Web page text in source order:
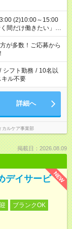
前中は働いて、午後
希望を教えてくださ
週40時間を超える
が多数！ご応募から
/ シフト勤務 / 10名以
キル不要
詳細へ
ルケア事業部
掲載日：2026.08.09
NEW
デイサービ
ブランクOK